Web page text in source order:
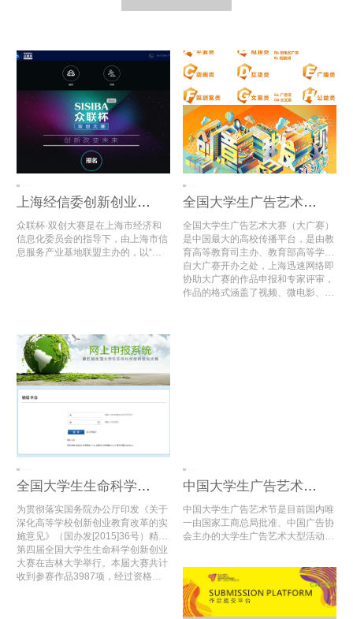
上海经信委创新创业大赛评审系统
众联杯·双创大赛是在上海市经济和
信息化委员会的指导下，由上海市信
息服务产业基地联盟主办的，以“互
全国大学生广告艺术大赛全国总评审
全国大学生广告艺术大赛（大广赛）
是中国最大的高校传播平台，是由教
育高等教育司主办、教育部高等学校
新闻学学科教学指导委员会组织、中
国传媒大学与中国高等教育学会广告
教育专业委员会共同承办的唯一全国
自大广赛开办之处，上海迅速网络即
协助大广赛的作品申报和专家评审，
作品的格式涵盖了视频、微电影、动
全国大学生生命科学创新创业大赛
为贯彻落实国务院办公厅印发《关于
深化高等学校创新创业教育改革的实
施意见》（国办发[2015]36号）精
神，进一步推进全国高校大学生创新
创业教育，推动高校创新创业实践教
育的改革与创新，为全国生命科学相
第四届全国大学生生命科学创新创业
大赛在吉林大学举行。本届大赛共计
收到参赛作品3987项，经过资格审
中国大学生广告艺术节学院奖
中国大学生广告艺术节是目前国内唯
一由国家工商总局批准、中国广告协
会主办的大学生广告艺术大型活动，
各方社会资源，搭建高端选拔平台，
注入新鲜娱乐元素，在同类活动中独
占鳌头。